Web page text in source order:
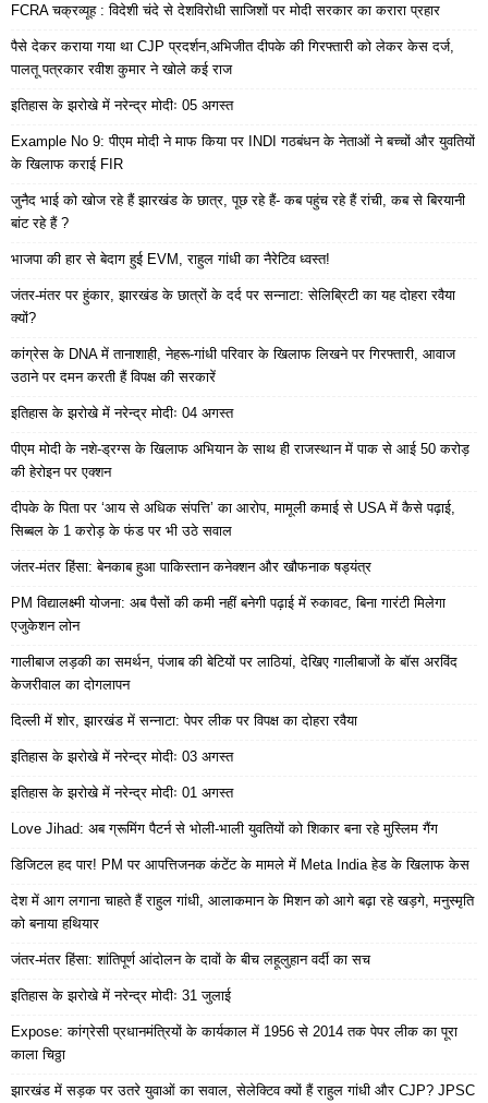
FCRA चक्रव्यूह : विदेशी चंदे से देशविरोधी साजिशों पर मोदी सरकार का करारा प्रहार
पैसे देकर कराया गया था CJP प्रदर्शन,अभिजीत दीपके की गिरफ्तारी को लेकर केस दर्ज,
पालतू पत्रकार रवीश कुमार ने खोले कई राज
इतिहास के झरोखे में नरेन्द्र मोदीः 05 अगस्त
Example No 9: पीएम मोदी ने माफ किया पर INDI गठबंधन के नेताओं ने बच्चों और युवतियों
के खिलाफ कराई FIR
जुनैद भाई को खोज रहे हैं झारखंड के छात्र, पूछ रहे हैं- कब पहुंच रहे हैं रांची, कब से बिरयानी
बांट रहे हैं ?
भाजपा की हार से बेदाग हुई EVM, राहुल गांधी का नैरेटिव ध्वस्त!
जंतर-मंतर पर हुंकार, झारखंड के छात्रों के दर्द पर सन्नाटा: सेलिब्रिटी का यह दोहरा रवैया
क्यों?
कांग्रेस के DNA में तानाशाही, नेहरू-गांधी परिवार के खिलाफ लिखने पर गिरफ्तारी, आवाज
उठाने पर दमन करती हैं विपक्ष की सरकारें
इतिहास के झरोखे में नरेन्द्र मोदीः 04 अगस्त
पीएम मोदी के नशे-ड्रग्स के खिलाफ अभियान के साथ ही राजस्थान में पाक से आई 50 करोड़
की हेरोइन पर एक्शन
दीपके के पिता पर ‘आय से अधिक संपत्ति’ का आरोप, मामूली कमाई से USA में कैसे पढ़ाई,
सिब्बल के 1 करोड़ के फंड पर भी उठे सवाल
जंतर-मंतर हिंसा: बेनकाब हुआ पाकिस्तान कनेक्शन और खौफनाक षड्यंत्र
PM विद्यालक्ष्मी योजना: अब पैसों की कमी नहीं बनेगी पढ़ाई में रुकावट, बिना गारंटी मिलेगा
एजुकेशन लोन
गालीबाज लड़की का समर्थन, पंजाब की बेटियों पर लाठियां, देखिए गालीबाजों के बॉस अरविंद
केजरीवाल का दोगलापन
दिल्ली में शोर, झारखंड में सन्नाटा: पेपर लीक पर विपक्ष का दोहरा रवैया
इतिहास के झरोखे में नरेन्द्र मोदीः 03 अगस्त
इतिहास के झरोखे में नरेन्द्र मोदीः 01 अगस्त
Love Jihad: अब ग्रूमिंग पैटर्न से भोली-भाली युवतियों को शिकार बना रहे मुस्लिम गैंग
डिजिटल हद पार! PM पर आपत्तिजनक कंटेंट के मामले में Meta India हेड के खिलाफ केस
देश में आग लगाना चाहते हैं राहुल गांधी, आलाकमान के मिशन को आगे बढ़ा रहे खड़गे, मनुस्मृति
को बनाया हथियार
जंतर-मंतर हिंसा: शांतिपूर्ण आंदोलन के दावों के बीच लहूलुहान वर्दी का सच
इतिहास के झरोखे में नरेन्द्र मोदीः 31 जुलाई
Expose: कांग्रेसी प्रधानमंत्रियों के कार्यकाल में 1956 से 2014 तक पेपर लीक का पूरा
काला चिठ्ठा
झारखंड में सड़क पर उतरे युवाओं का सवाल, सेलेक्टिव क्यों हैं राहुल गांधी और CJP? JPSC